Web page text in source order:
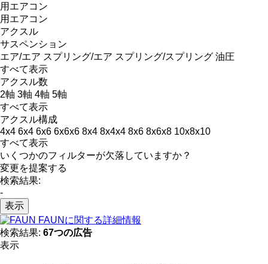
用エアコン
用エアコン
アクスル
サスペンション
エア/エア スプリング/エア スプリング/スプリング 油圧
すべて表示
アクスル数
2軸 3軸 4軸 5軸
すべて表示
アクスル構成
4x4 6x4 6x6 6x6x6 8x4 8x4x4 8x6 8x6x8 10x8x10
すべて表示
いくつかのフィルターが欠落していますか？
変更を提案する
検索結果:
-
表示
FAUNに関する詳細情報
検索結果: 67つの広告
表示